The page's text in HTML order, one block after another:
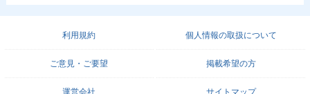
利用規約 個人情報の取扱について
ご意見・ご要望 掲載希望の方